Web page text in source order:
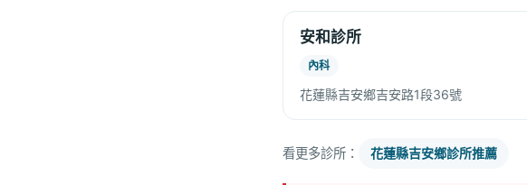
安和診所
內科
花蓮縣吉安鄉吉安路1段36號
看更多診所： 花蓮縣吉安鄉診所推薦